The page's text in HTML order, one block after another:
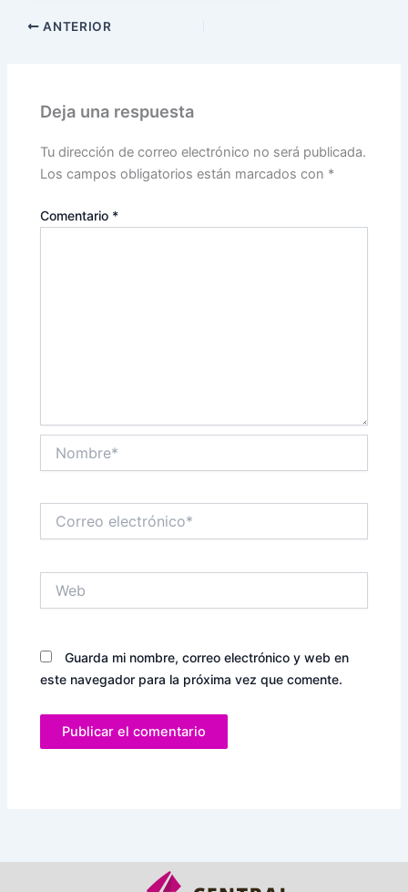
ANTERIOR
Deja una respuesta
Tu dirección de correo electrónico no será publicada.
Los campos obligatorios están marcados con *
Comentario *
electrónico*
Guarda mi nombre, correo electrónico y web en
este navegador para la próxima vez que comente.